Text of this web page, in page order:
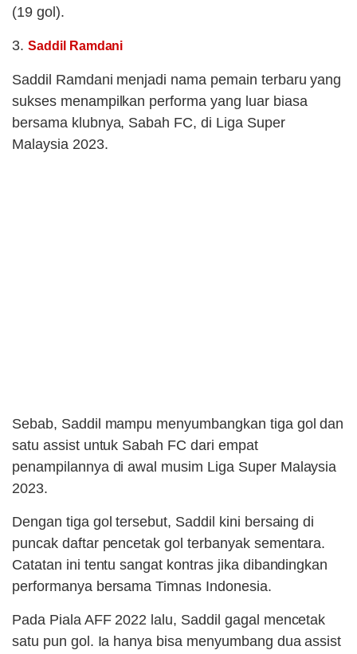
(19 gol).
3. Saddil Ramdani
Saddil Ramdani menjadi nama pemain terbaru yang
sukses menampilkan performa yang luar biasa
bersama klubnya, Sabah FC, di Liga Super
Malaysia 2023.
Sebab, Saddil mampu menyumbangkan tiga gol dan
satu assist untuk Sabah FC dari empat
penampilannya di awal musim Liga Super Malaysia
2023.
Dengan tiga gol tersebut, Saddil kini bersaing di
puncak daftar pencetak gol terbanyak sementara.
Catatan ini tentu sangat kontras jika dibandingkan
performanya bersama Timnas Indonesia.
Pada Piala AFF 2022 lalu, Saddil gagal mencetak
satu pun gol. Ia hanya bisa menyumbang dua assist